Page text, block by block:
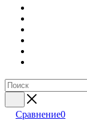
Сравнение0